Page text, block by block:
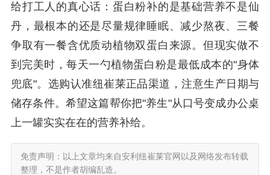
给打工人的真心话：蛋白粉补的是基础营养不是仙
丹，最根本的还是尽量规律睡眠、减少熬夜、三餐
争取有一餐含优质动植物双蛋白来源。但现实做不
到完美时，每天一勺植物蛋白粉是最低成本的"身体
兜底"。选购认准纽崔莱正品渠道，注意生产日期与
储存条件。希望这篇帮你把"养生"从口号变成办公桌
上一罐实实在在的营养补给。
免责声明：以上文章均来自安利纽崔莱官网以及网络发布转载
整理，不是作者胡编乱造。